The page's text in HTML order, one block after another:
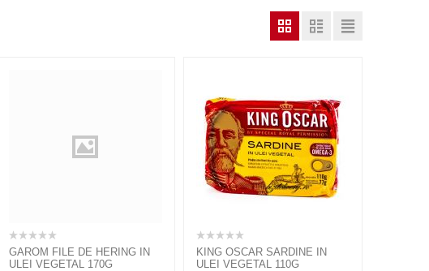
GAROM FILE DE HERING IN
ULEI VEGETAL 170G
KING OSCAR SARDINE IN
ULEI VEGETAL 110G